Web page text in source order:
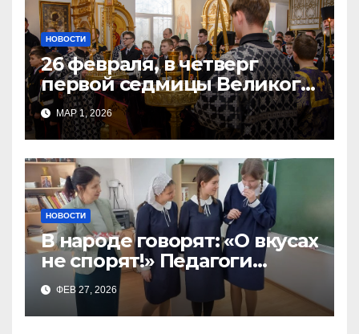
НОВОСТИ
26 февраля, в четверг
первой седмицы Великого
Поста, в Свято-Никольском
храме состоялось Великое
МАР 1, 2026
НОВОСТИ
В народе говорят: «О вкусах
не спорят!» Педагоги
поварского отделения
Тимченко О.О.
ФЕВ 27, 2026